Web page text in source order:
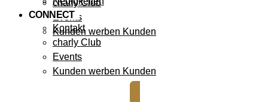
charly Club
Events
Kunden werben Kunden
CONNECT
Kontakt
charly Club
Events
Kunden werben Kunden